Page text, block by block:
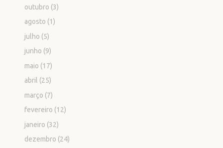
outubro (3)
agosto (1)
julho (5)
junho (9)
maio (17)
abril (25)
março (7)
fevereiro (12)
janeiro (32)
dezembro (24)